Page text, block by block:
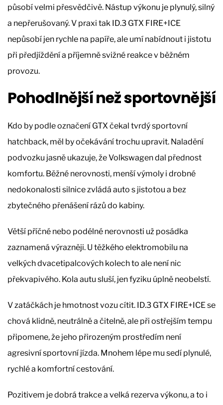
působí velmi přesvědčivě. Nástup výkonu je plynulý, silný
a nepřerušovaný. V praxi tak ID.3 GTX FIRE+ICE
nepůsobí jen rychle na papíře, ale umí nabídnout i jistotu
při předjíždění a příjemně svižné reakce v běžném
provozu.
Pohodlnější než sportovnější
Kdo by podle označení GTX čekal tvrdý sportovní
hatchback, měl by očekávání trochu upravit. Naladění
podvozku jasně ukazuje, že Volkswagen dal přednost
komfortu. Běžné nerovnosti, menší výmoly i drobné
nedokonalosti silnice zvládá auto s jistotou a bez
zbytečného přenášení rázů do kabiny.
Větší příčné nebo podélné nerovnosti už posádka
zaznamená výrazněji. U těžkého elektromobilu na
velkých dvacetipalcových kolech to ale není nic
překvapivého. Kola autu sluší, jen fyziku úplně neobelstí.
V zatáčkách je hmotnost vozu cítit. ID.3 GTX FIRE+ICE se
chová klidně, neutrálně a čitelně, ale při ostřejším tempu
připomene, že jeho přirozeným prostředím není
agresivní sportovní jízda. Mnohem lépe mu sedí plynulé,
rychlé a komfortní cestování.
Pozitivem je dobrá trakce a velká rezerva výkonu, a to i